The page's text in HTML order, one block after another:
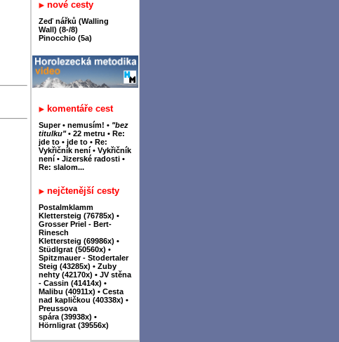
nové cesty
Zeď nářků (Walling
Wall) (8-/8)
Pinocchio (5a)
komentáře cest
Super • nemusím! • "bez
titulku" • 22 metru • Re:
jde to • jde to • Re:
Vykřičník není • Vykřičník
není • Jizerské radosti •
Re: slalom...
nejčtenější cesty
Postalmklamm
Klettersteig (76785x) •
Grosser Priel - Bert-
Rinesch
Klettersteig (69986x) •
Stüdlgrat (50560x) •
Spitzmauer - Stodertaler
Steig (43285x) • Zuby
nehty (42170x) • JV stěna
- Cassin (41414x) •
Malibu (40911x) • Cesta
nad kapličkou (40338x) •
Preussova
spára (39938x) •
Hörnligrat (39556x)